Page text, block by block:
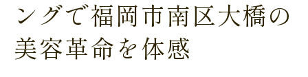
ングで福岡市南区大橋の
美容革命を体感